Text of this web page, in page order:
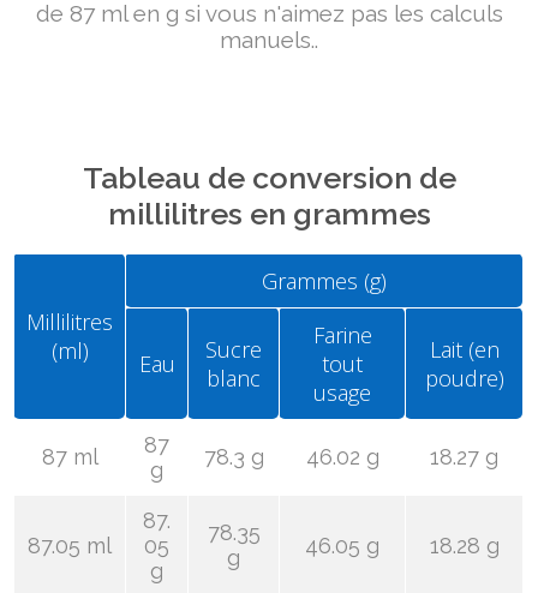
de 87 ml en g si vous n'aimez pas les calculs
manuels..
Tableau de conversion de
millilitres en grammes
Millilitres
(ml)
Grammes (g)
Eau
Sucre
blanc
Farine
tout
usage
Lait (en
poudre)
87 ml
87
g
78.3 g 46.02 g 18.27 g
87.05 ml
87.
05
g
78.35
g
46.05 g 18.28 g